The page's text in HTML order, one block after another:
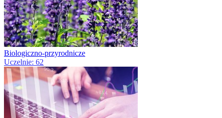
Biologiczno-przyrodnicze
Uczelnie: 62